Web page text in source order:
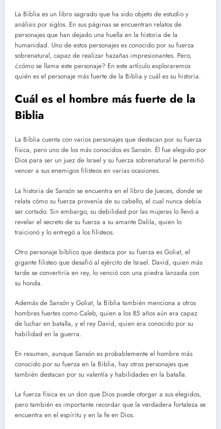
La Biblia es un libro sagrado que ha sido objeto de estudio y
análisis por siglos. En sus páginas se encuentran relatos de
personajes que han dejado una huella en la historia de la
humanidad. Uno de estos personajes es conocido por su fuerza
sobrenatural, capaz de realizar hazañas impresionantes. Pero,
¿cómo se llama este personaje? En este artículo exploraremos
quién es el personaje más fuerte de la Biblia y cuál es su historia.
Cuál es el hombre más fuerte de la
Biblia
La Biblia cuenta con varios personajes que destacan por su fuerza
física, pero uno de los más conocidos es Sansón. Él fue elegido por
Dios para ser un juez de Israel y su fuerza sobrenatural le permitió
vencer a sus enemigos filisteos en varias ocasiones.
La historia de Sansón se encuentra en el libro de Jueces, donde se
relata cómo su fuerza provenía de su cabello, el cual nunca debía
ser cortado. Sin embargo, su debilidad por las mujeres lo llevó a
revelar el secreto de su fuerza a su amante Dalila, quien lo
traicionó y lo entregó a los filisteos.
Otro personaje bíblico que destaca por su fuerza es Goliat, el
gigante filisteo que desafió al ejército de Israel. David, quien más
tarde se convertiría en rey, lo venció con una piedra lanzada con
su honda.
Además de Sansón y Goliat, la Biblia también menciona a otros
hombres fuertes como Caleb, quien a los 85 años aún era capaz
de luchar en batalla, y el rey David, quien era conocido por su
habilidad en la guerra.
En resumen, aunque Sansón es probablemente el hombre más
conocido por su fuerza en la Biblia, hay otros personajes que
también destacan por su valentía y habilidades en la batalla.
La fuerza física es un don que Dios puede otorgar a sus elegidos,
pero también es importante recordar que la verdadera fortaleza se
encuentra en el espíritu y en la fe en Dios.